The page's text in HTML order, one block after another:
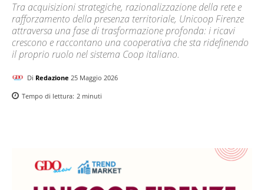
Tra acquisizioni strategiche, razionalizzazione della rete e
rafforzamento della presenza territoriale, Unicoop Firenze
attraversa una fase di trasformazione profonda: i ricavi
crescono e raccontano una cooperativa che sta ridefinendo
il proprio ruolo nel sistema Coop italiano.
Di Redazione 25 Maggio 2026
Tempo di lettura: 2 minuti